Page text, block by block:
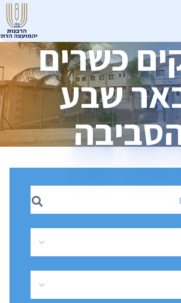
כשרים
שבע